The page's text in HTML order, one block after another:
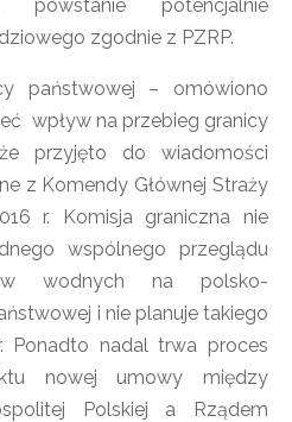
powstanie potencjalnie
zgodnie z PZRP.
państwowej – omówiono
wpływ na przebieg granicy
przyjęto do wiadomości
z Komendy Głównej Straży
r. Komisja graniczna nie
wspólnego przeglądu
wodnych na polsko-
i nie planuje takiego
Ponadto nadal trwa proces
nowej umowy między
Polskiej a Rządem